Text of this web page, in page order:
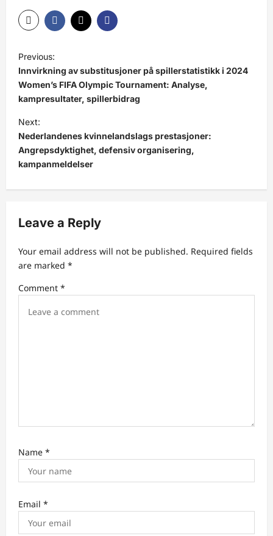
P
o
s
t
n
a
v
a
i
n
Previous:
Innvirkning av substitusjoner på spillerstatistikk i 2024
Women’s FIFA Olympic Tournament: Analyse,
kampresultater, spillerbidrag
Next:
Nederlandenes kvinnelandslags prestasjoner:
Angrepsdyktighet, defensiv organisering,
kampanmeldelser
Leave a Reply
Your email address will not be published. Required fields
are marked *
Comment *
Name *
Email *